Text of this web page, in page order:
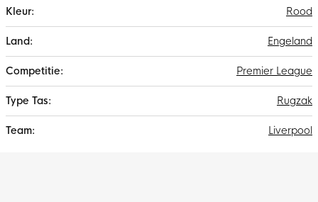
Rood
Engeland
Premier League
Rugzak
Liverpool